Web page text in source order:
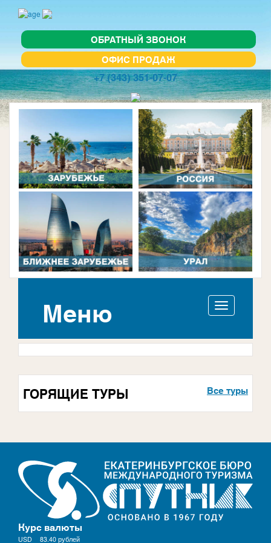
ОБРАТНЫЙ ЗВОНОК
ОФИС ПРОДАЖ
+7 (343) 351-07-07
навигацию
Меню
ГОРЯЩИЕ ТУРЫ Все туры
Курс валюты
USD 83.40 рублей